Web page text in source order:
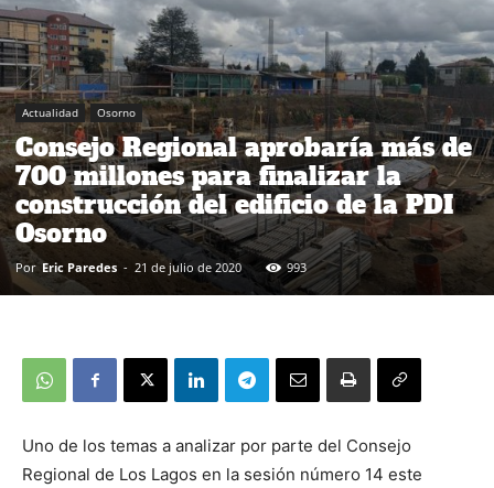
Actualidad Osorno
Consejo Regional aprobaría más de
700 millones para finalizar la
construcción del edificio de la PDI
Osorno
Por Eric Paredes - 21 de julio de 2020 993
Uno de los temas a analizar por parte del Consejo
Regional de Los Lagos en la sesión número 14 este